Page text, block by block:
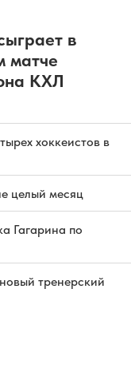
в
матче
КХЛ
хоккеистов в
целый месяц
Гагарина по
тренерский